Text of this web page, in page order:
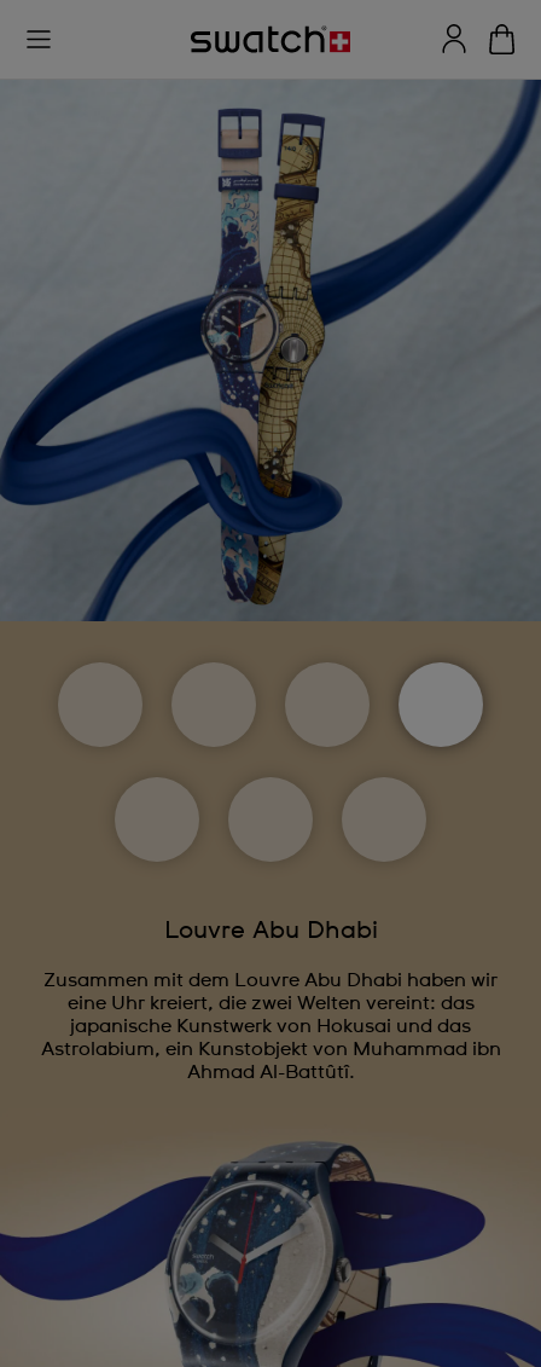
Louvre Abu Dhabi
Zusammen mit dem Louvre Abu Dhabi haben wir
eine Uhr kreiert, die zwei Welten vereint: das
japanische Kunstwerk von Hokusai und das
Astrolabium, ein Kunstobjekt von Muhammad ibn
Ahmad Al-Battûtî.